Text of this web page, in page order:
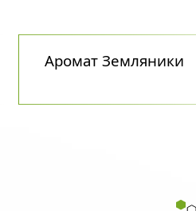
Аромат Земляники